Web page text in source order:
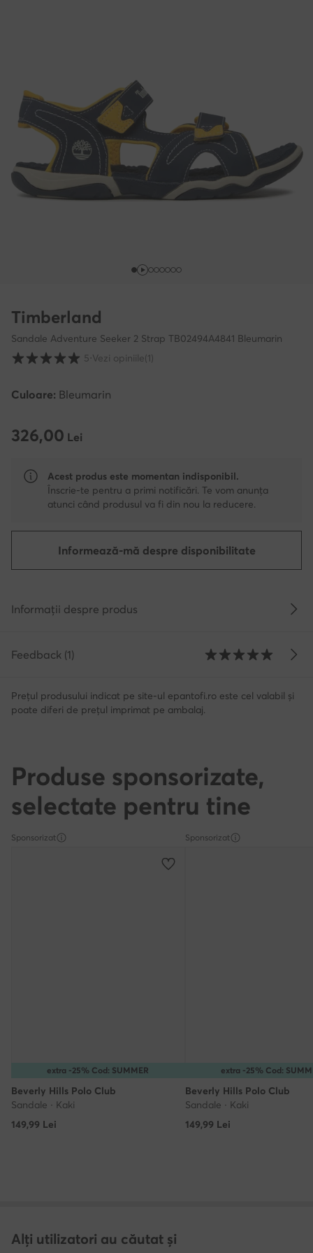
Timberland
Sandale Adventure Seeker 2 Strap TB02494A4841 Bleumarin
Evaluarea clienților pe o scară de la 1 la 5
5⋅Vezi opiniile(1)
Culoare: Bleumarin
326,00 Lei
326,00 Lei
Acest produs este momentan indisponibil.
Înscrie-te pentru a primi notificări. Te vom anunța
atunci când produsul va fi din nou la reducere.
Informează-mă despre disponibilitate
Informații despre produs
Feedback (1)
Prețul produsului indicat pe site-ul epantofi.ro este cel valabil și
poate diferi de prețul imprimat pe ambalaj.
Produse sponsorizate,
selectate pentru tine
Sponsorizat
extra -25% Cod: SUMMER
Beverly Hills Polo Club
Sandale · Kaki
149,99 Lei
Sponsorizat
extra -25% Cod:
Beverly Hills Polo Club
Sandale · Kaki
149,99 Lei
Alți utilizatori au căutat și